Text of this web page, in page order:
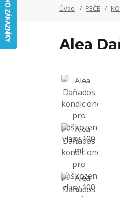
Úvod PÉČE
Alea